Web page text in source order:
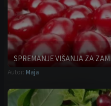
SPREMANJE VIŠANJA ZA
Autor: Maja